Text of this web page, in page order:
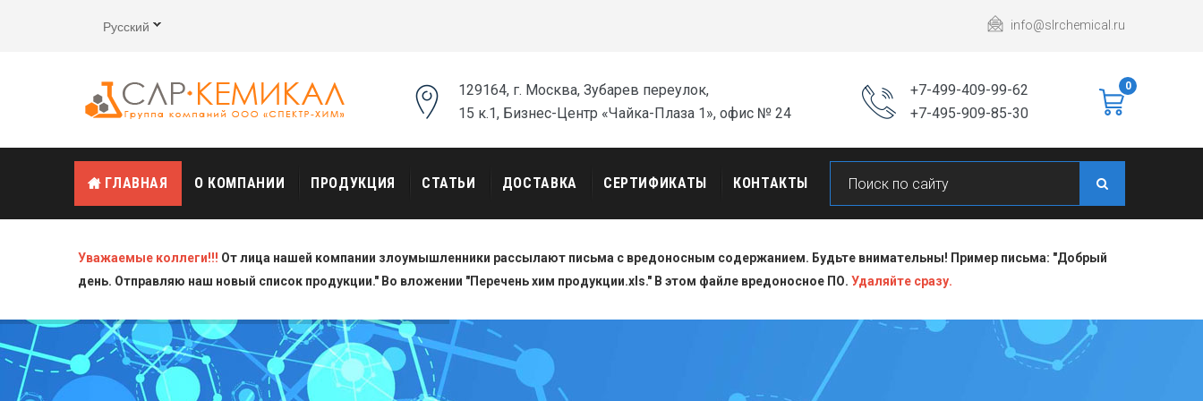
Русский info@slrchemical.ru
129164, г. Москва, Зубарев переулок,
15 к.1, Бизнес-Центр «Чайка-Плаза 1», офис № 24
+7-499-409-99-62
+7-495-909-85-30
0
ГЛАВНАЯ О КОМПАНИИ ПРОДУКЦИЯ СТАТЬИ ДОСТАВКА СЕРТИФИКАТЫ КОНТАКТЫ
Уважаемые коллеги!!! От лица нашей компании злоумышленники рассылают письма с вредоносным содержанием. Будьте внимательны! Пример письма: "Добрый
день. Отправляю наш новый список продукции." Во вложении "Перечень хим продукции.xls." В этом файле вредоносное ПО. Удаляйте сразу.